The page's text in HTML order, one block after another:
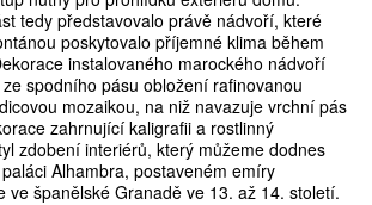
tedy představovalo právě nádvoří, které
poskytovalo příjemné klima během
instalovaného marockého nádvoří
spodního pásu obložení rafinovanou
mozaikou, na niž navazuje vrchní pás
zahrnující kaligrafii a rostlinný
zdobení interiérů, který můžeme dodnes
Alhambra, postaveném emíry
ve španělské Granadě ve 13. až 14. století.